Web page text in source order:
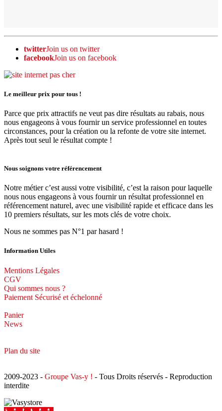
twitterJoin us on twitter
facebookJoin us on facebook
Le meilleur prix pour tous !
Parce que prix attractifs ne veut pas dire résultats au rabais, nous
nous engageons à vous fournir un service professionnel en toutes
circonstances, pour la création ou la refonte de votre site internet.
Après tout seul le résultat compte !
Nous soignons votre référencement
Notre métier c’est aussi votre visibilité, c’est la raison pour laquelle
nous nous engageons à vous fournir un résultat professionnel en
référencement naturel, avec une visibilité rapide et efficace dans les
10 premiers résultats, sur les mots clés de votre choix.
Nous ne sommes pas N°1 par hasard !
Information Utiles
Mentions Légales
CGV
Qui sommes nous ?
Paiement Sécurisé et échelonné
Panier
News
Plan du site
2009-2023 - Groupe Vas-y ! - Tous Droits réservés - Reproduction
interdite